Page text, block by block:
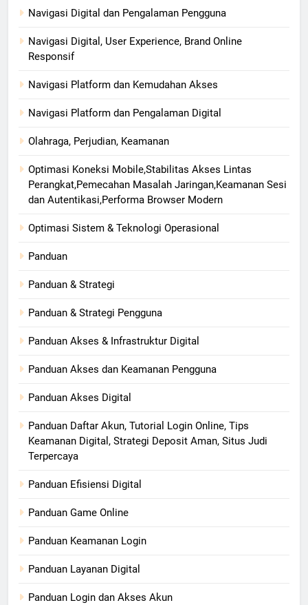
Navigasi Digital dan Pengalaman Pengguna
Navigasi Digital, User Experience, Brand Online
Responsif
Navigasi Platform dan Kemudahan Akses
Navigasi Platform dan Pengalaman Digital
Olahraga, Perjudian, Keamanan
Optimasi Koneksi Mobile,Stabilitas Akses Lintas
Perangkat,Pemecahan Masalah Jaringan,Keamanan Sesi
dan Autentikasi,Performa Browser Modern
Optimasi Sistem & Teknologi Operasional
Panduan
Panduan & Strategi
Panduan & Strategi Pengguna
Panduan Akses & Infrastruktur Digital
Panduan Akses dan Keamanan Pengguna
Panduan Akses Digital
Panduan Daftar Akun, Tutorial Login Online, Tips
Keamanan Digital, Strategi Deposit Aman, Situs Judi
Terpercaya
Panduan Efisiensi Digital
Panduan Game Online
Panduan Keamanan Login
Panduan Layanan Digital
Panduan Login dan Akses Akun